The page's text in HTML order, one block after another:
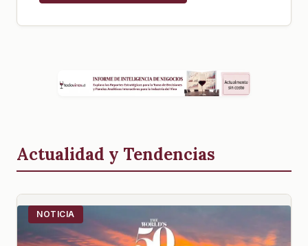
Actualidad y Tendencias
NOTICIA